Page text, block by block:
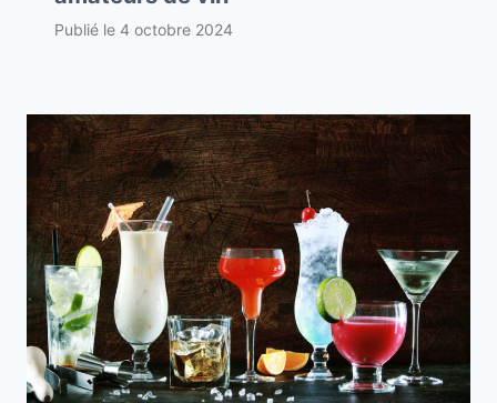
Publié le 4 octobre 2024